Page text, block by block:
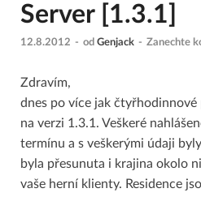
Server [1.3.1]
12.8.2012 - od Genjack - Zanechte
Zdravím,
dnes po více jak čtyřhodinnové
na verzi 1.3.1. Veškeré
termínu a s veškerými údaji
byla přesunuta i krajina okolo
vaše herní klienty. Residence